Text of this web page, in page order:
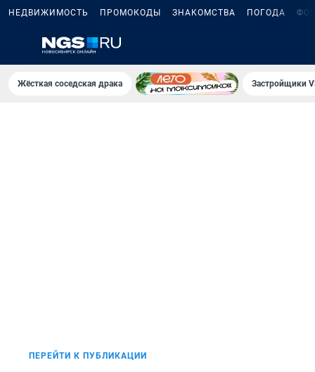
НЕДВИЖИМОСТЬ ПРОМОКОДЫ ЗНАКОМСТВА ПОГОДА
Жёсткая соседская драка Застройщики
ПЕРЕЙТИ К ПУБЛИКАЦИИ